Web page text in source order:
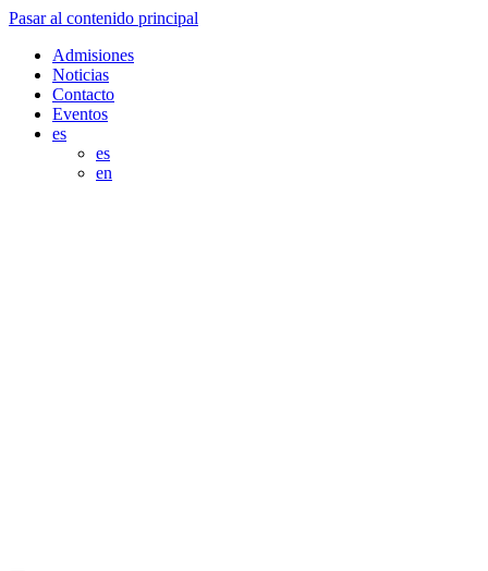
Pasar al contenido principal
Admisiones
Noticias
Contacto
Eventos
es
es
en